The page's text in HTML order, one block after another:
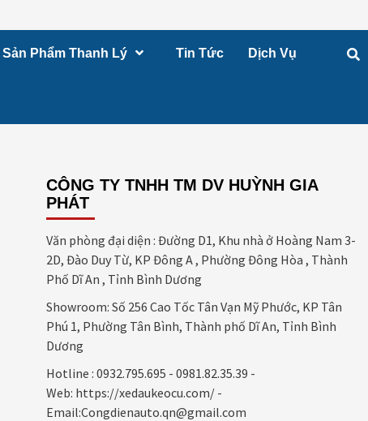
Sản Phẩm Thanh Lý Tin Tức Dịch Vụ
CÔNG TY TNHH TM DV HUỲNH GIA
PHÁT
Văn phòng đại diện : Đường D1, Khu nhà ở Hoàng Nam 3-
2D, Đào Duy Từ, KP Đông A , Phường Đông Hòa , Thành
Phố Dĩ An , Tỉnh Bình Dương
Showroom: Số 256 Cao Tốc Tân Vạn Mỹ Phước, KP Tân
Phú 1, Phường Tân Bình, Thành phố Dĩ An, Tỉnh Bình
Dương
Hotline : 0932.795.695 - 0981.82.35.39 -
Web: https://xedaukeocu.com/ -
Email:Congdienauto.qn@gmail.com